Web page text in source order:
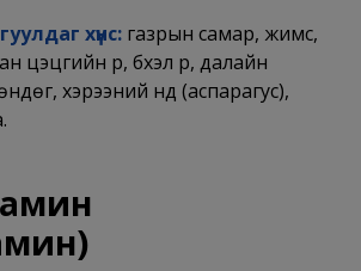
хүнс:газрын самар, жимс,
цэцгийн үр, бүхэл үр, далайн
хэрээний нүд (аспарагус),